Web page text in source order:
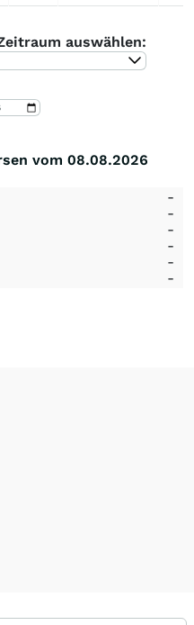
auswählen:
vom 08.08.2026
-
-
-
-
-
-